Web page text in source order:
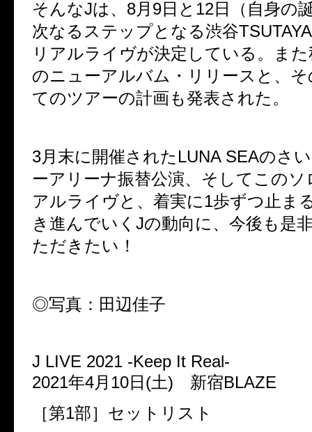
そんなJは、8月9日と12日（自身の
次なるステップとなる渋谷
リアルライヴが決定している。ま
のニューアルバム・リリースと、
てのツアーの計画も発表された。
3月末に開催されたLUNA SEAのさ
ーアリーナ振替公演、そしてこの
アルライヴと、着実に1歩ずつ止ま
き進んでいくJの動向に、今後も是
ただきたい！
◎写真：田辺佳子
J LIVE 2021 -Keep It Real-
2021年4月10日(土) 新宿BLAZE
［第1部］セットリスト